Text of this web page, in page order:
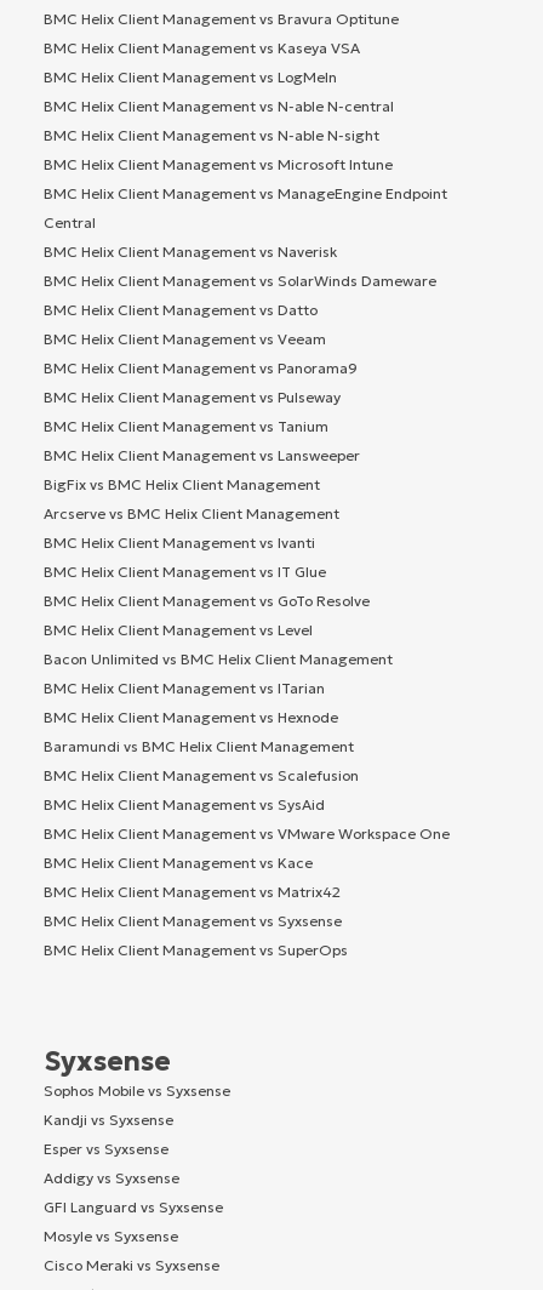
BMC Helix Client Management vs Bravura Optitune
BMC Helix Client Management vs Kaseya VSA
BMC Helix Client Management vs LogMeIn
BMC Helix Client Management vs N-able N-central
BMC Helix Client Management vs N-able N-sight
BMC Helix Client Management vs Microsoft Intune
BMC Helix Client Management vs ManageEngine Endpoint
Central
BMC Helix Client Management vs Naverisk
BMC Helix Client Management vs SolarWinds Dameware
BMC Helix Client Management vs Datto
BMC Helix Client Management vs Veeam
BMC Helix Client Management vs Panorama9
BMC Helix Client Management vs Pulseway
BMC Helix Client Management vs Tanium
BMC Helix Client Management vs Lansweeper
BigFix vs BMC Helix Client Management
Arcserve vs BMC Helix Client Management
BMC Helix Client Management vs Ivanti
BMC Helix Client Management vs IT Glue
BMC Helix Client Management vs GoTo Resolve
BMC Helix Client Management vs Level
Bacon Unlimited vs BMC Helix Client Management
BMC Helix Client Management vs ITarian
BMC Helix Client Management vs Hexnode
Baramundi vs BMC Helix Client Management
BMC Helix Client Management vs Scalefusion
BMC Helix Client Management vs SysAid
BMC Helix Client Management vs VMware Workspace One
BMC Helix Client Management vs Kace
BMC Helix Client Management vs Matrix42
BMC Helix Client Management vs Syxsense
BMC Helix Client Management vs SuperOps
Syxsense
Sophos Mobile vs Syxsense
Kandji vs Syxsense
Esper vs Syxsense
Addigy vs Syxsense
GFI Languard vs Syxsense
Mosyle vs Syxsense
Cisco Meraki vs Syxsense